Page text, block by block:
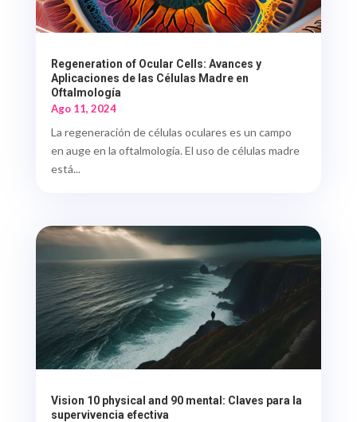
Regeneration of Ocular Cells: Avances y
Aplicaciones de las Células Madre en
Oftalmología
Ago 11, 2024
La regeneración de células oculares es un campo
en auge en la oftalmología. El uso de células madre
está...
Vision 10 physical and 90 mental: Claves para la
supervivencia efectiva